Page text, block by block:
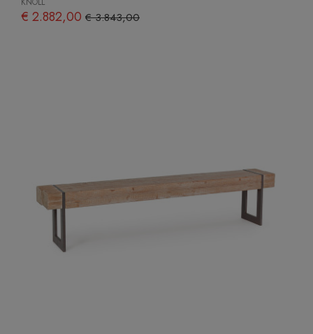
€ 2.882,00 € 3.843,00